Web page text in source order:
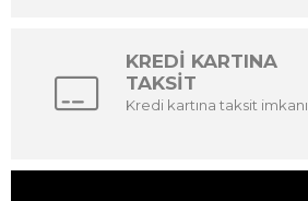
KREDİ KARTINA
TAKSİT
Kredi kartına taksit imkanı